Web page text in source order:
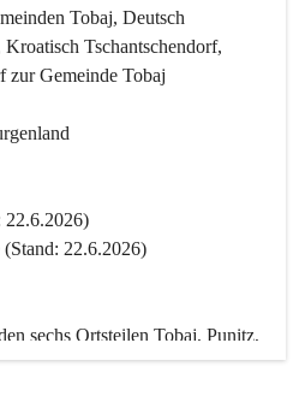
Tobaj, Deutsch
Tschantschendorf,
zur Gemeinde Tobaj
22.6.2026)
22.6.2026)
sechs Ortsteilen Tobaj, Punitz,
Kroatisch Tschantschendorf,